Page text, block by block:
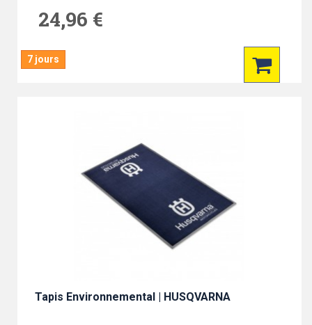
24,96 €
7 jours
Tapis Environnemental | HUSQVARNA